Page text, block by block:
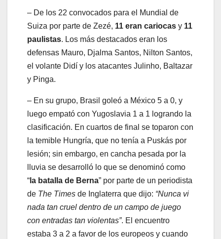
– De los 22 convocados para el Mundial de
Suiza por parte de Zezé, 11 eran cariocas y 11
paulistas. Los más destacados eran los
defensas Mauro, Djalma Santos, Nilton Santos,
el volante Didí y los atacantes Julinho, Baltazar
y Pinga.
– En su grupo, Brasil goleó a México 5 a 0, y
luego empató con Yugoslavia 1 a 1 logrando la
clasificación. En cuartos de final se toparon con
la temible Hungría, que no tenía a Puskás por
lesión; sin embargo, en cancha pesada por la
lluvia se desarrolló lo que se denominó como
“ la batalla de Berna” por parte de un periodista
de The Times de Inglaterra que dijo: “Nunca vi
nada tan cruel dentro de un campo de juego
con entradas tan violentas”. El encuentro
estaba 3 a 2 a favor de los europeos y cuando